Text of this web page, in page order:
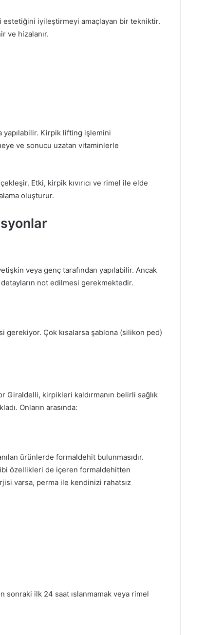
iyileştirmeyi amaçlayan bir tekniktir.
ve hizalanır.
Kirpik lifting işlemini
ve sonucu uzatan vitaminlerle
Etki, kirpik kıvırıcı ve rimel ile elde
oluşturur.
veya genç tarafından yapılabilir. Ancak
not edilmesi gerekmektedir.
Çok kısalarsa şablona (silikon ped)
Giraldelli, kirpikleri kaldırmanın belirli sağlık
Onların arasında:
ürünlerde formaldehit bulunmasıdır.
özellikleri de içeren formaldehitten
varsa, perma ile kendinizi rahatsız
sonraki ilk 24 saat ıslanmamak veya rimel